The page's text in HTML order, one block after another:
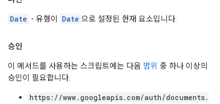
Date - 유형이 Date 으로 설정된 현재 요소입니다.
승인
이 메서드를 사용하는 스크립트에는 다음 범위 중 하나 이상의
승인이 필요합니다.
https://www.googleapis.com/auth/documents.